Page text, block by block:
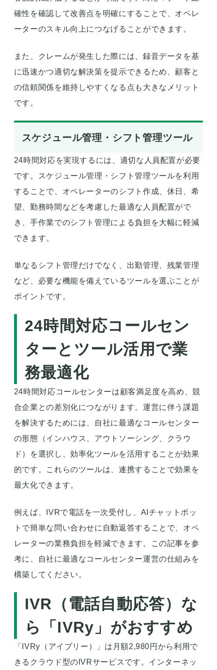
確性を確認して改善点を明確にすることで、オペレ
ーターのスキル向上につなげることができます。
また、クレームが発生した際には、録音データを基
に迅速かつ適切な解決策を提示できるため、顧客と
の信頼関係を維持しやすくなる点も大きなメリット
です。
スケジュール管理・シフト管理ツール
24時間対応を実現するには、適切な人員配置が必要
です。スケジュール管理・シフト管理ツールを利用
することで、オペレーターのシフト作成、休日、希
望、勤務時間などを考慮した最適な人員配置がで
き、手作業でのシフト管理による負担を大幅に軽減
できます。
単なるシフト管理だけでなく、出勤管理、残業管理
など、必要な機能を備えているツールを選ぶことが
ポイントです。
24時間対応コールセン
ターとツール活用で業
務最適化
24時間対応コールセンターは顧客満足度を高め、競
合企業との差別化につながります。運営に伴う課題
を解決するためには、自社に最適なコールセンター
の形態（インハウス、アウトソーシング、クラウ
ド）を選択し、効率化ツールを活用することが効果
的です。これらのツールは、連携することで効果を
最大化できます。
例えば、IVRで電話を一次受付し、AIチャットボッ
トで簡単な問い合わせに自動返答することで、オペ
レーターの業務負担を軽減できます。この記事を参
考に、自社に最適なコールセンター運営の仕組みを
構築してください。
IVR（電話自動応答）な
ら「IVRy」がおすすめ
「IVRy（アイブリー）」は月額2,980円から利用で
きるクラウド型のIVRサービスです。インターネッ